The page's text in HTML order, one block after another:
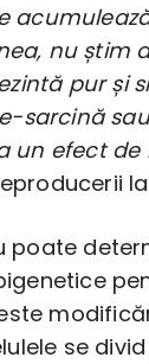
nu
pur și
sarcină
un efect de
la
poate
se